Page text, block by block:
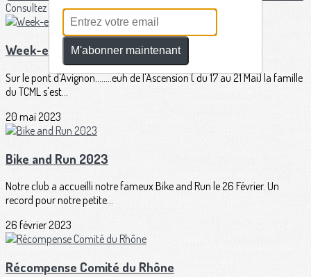
Consultez également
Week-end Famille TCML
Sur le pont d'Avignon........euh de l'Ascension ( du 17 au 21 Mai) la famille
du TCML s'est...
20 mai 2023
Bike and Run 2023
Notre club a accueilli notre fameux Bike and Run le 26 Février. Un
record pour notre petite...
26 février 2023
Récompense Comité du Rhône
M'abonner maintenant